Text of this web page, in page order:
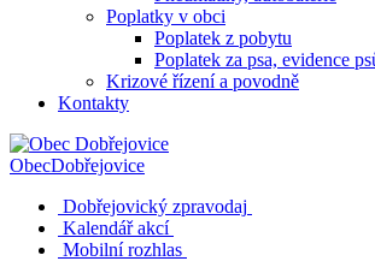
Poplatky v obci
Poplatek z pobytu
Poplatek za psa, evidence
Krizové řízení a povodně
Kontakty
ObecDobřejovice
Dobřejovický zpravodaj
Kalendář akcí
Mobilní rozhlas